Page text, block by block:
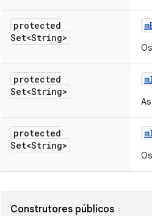
protected
Set<String>
m
protected
Set<String>
m
protected
Set<String>
m
Construtores públicos